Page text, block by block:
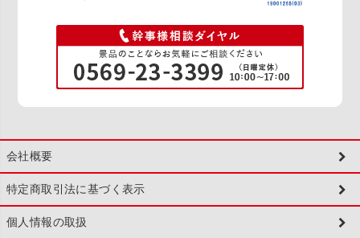
会社概要
特定商取引法に基づく表示
個人情報の取扱